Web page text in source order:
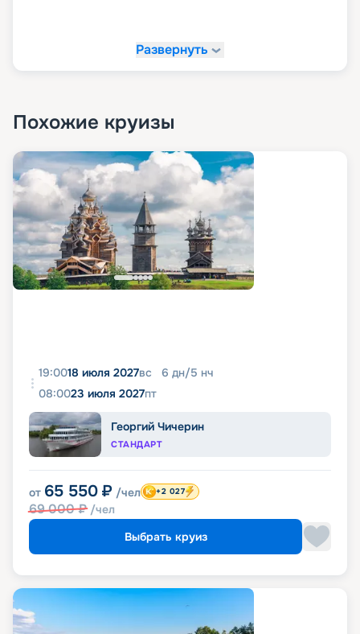
Развернуть
Похожие круизы
19:0018 июля 2027вс 6 дн/5 нч
08:0023 июля 2027пт
Георгий Чичерин
СТАНДАРТ
от 65 550 ₽ /чел
69 000₽ /чел
+2 027
Выбрать круиз